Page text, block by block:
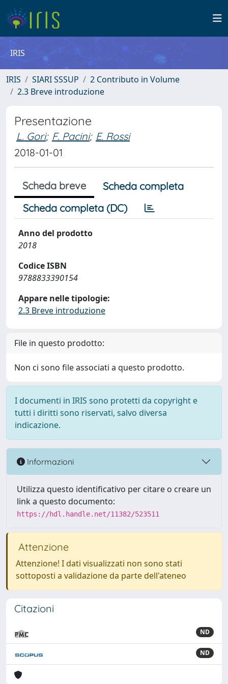
IRIS
IRIS SIARI SSSUP
2 Contributo in Volume
2.3 Breve introduzione
Presentazione
L. Gori; F. Pacini; E. Rossi
2018-01-01
Scheda breve
Scheda completa
Scheda completa (DC)
Anno del prodotto
2018
Codice ISBN
9788833390154
Appare nelle tipologie:
2.3 Breve introduzione
File in questo prodotto:
Non ci sono file associati a questo prodotto.
I documenti in IRIS sono protetti da copyright e
tutti i diritti sono riservati, salvo diversa
indicazione.
Informazioni
Utilizza questo identificativo per citare o creare un
link a questo documento:
https://hdl.handle.net/11382/523511
Attenzione
Attenzione! I dati visualizzati non sono stati
sottoposti a validazione da parte dell'ateneo
Citazioni
ND
ND